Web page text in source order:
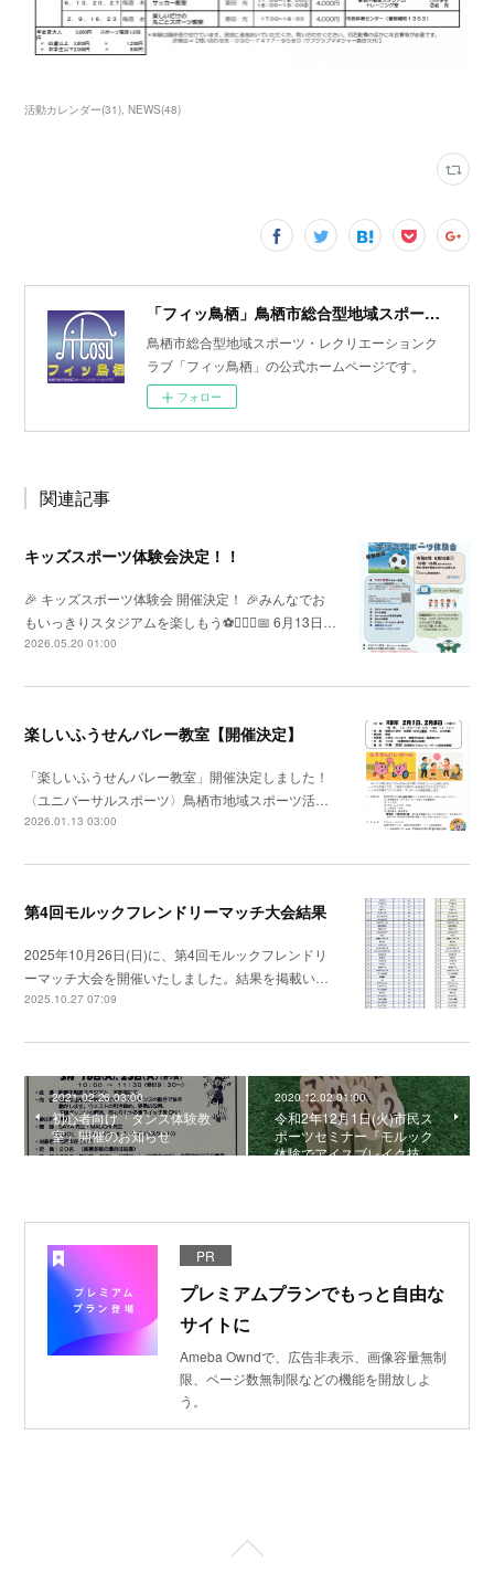
活動カレンダー(31) NEWS(48)
「フィッ鳥栖」鳥栖市総合型地域スポーツ・レクリエーションクラブ
鳥栖市総合型地域スポーツ・レクリエーションク
ラブ「フィッ鳥栖」の公式ホームページです。
フォロー
関連記事
キッズスポーツ体験会決定！！
🎉 キッズスポーツ体験会 開催決定！ 🎉みんなでお
もいっきりスタジアムを楽しもう⚽🏃‍♀️✨📅 6月13日…
2026.05.20 01:00
楽しいふうせんバレー教室【開催決定】
「楽しいふうせんバレー教室」開催決定しました！
〈ユニバーサルスポーツ〉鳥栖市地域スポーツ活…
2026.01.13 03:00
第4回モルックフレンドリーマッチ大会結果
2025年10月26日(日)に、第4回モルックフレンドリ
ーマッチ大会を開催いたしました。結果を掲載い…
2025.10.27 07:09
2021.02.26 03:00
初心者向け「ダンス体験教
室」開催のお知らせ
2020.12.02 01:00
令和2年12月1日(火)市民ス
ポーツセミナー『モルック
体験でアイスブレイク技…
PR
プレミアムプランでもっと自由な
サイトに
Ameba Owndで、広告非表示、画像容量無制
限、ページ数無制限などの機能を開放しよ
う。